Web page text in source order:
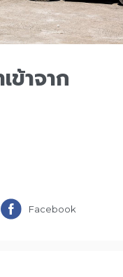
ข้าจาก
Facebook